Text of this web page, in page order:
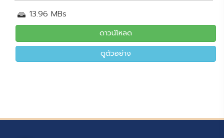
13.96 MBs
ดาวน์โหลด
ดูตัวอย่าง